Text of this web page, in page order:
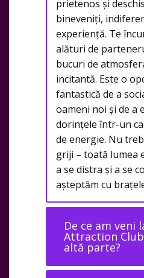
prietenos și
bineveniți,
experiență. Te
alături de
bucuri de
incitantă. Este o
fantastică de a
oameni noi și de a
dorințele într-un
de energie. Nu
griji – toată lumea
a se distra și a se
așteptăm cu
De ce am veni
Attraction
altă parte?